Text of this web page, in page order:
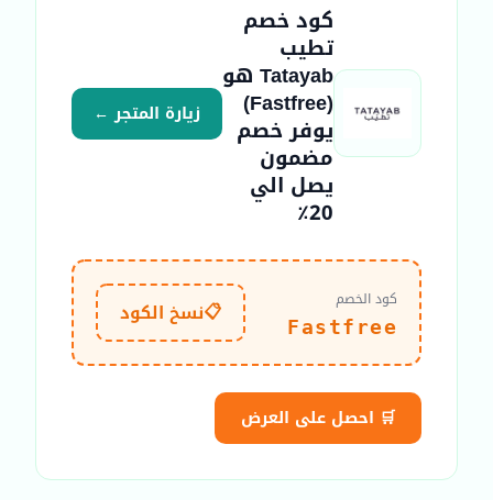
كود خصم
تطيب
Tatayab هو
(Fastfree)
يوفر خصم
مضمون
يصل الي
20٪
زيارة المتجر ←
كود الخصم
Fastfree
📋نسخ الكود
🛒 احصل على العرض